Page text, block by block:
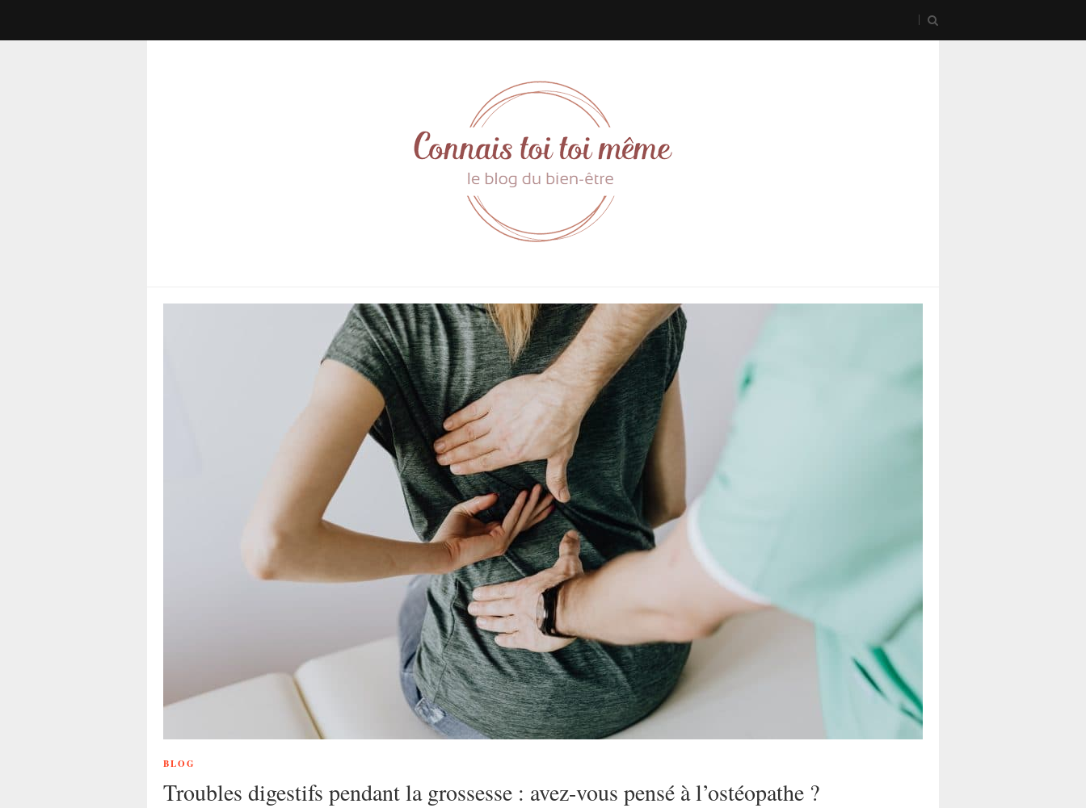
BLOG
Troubles digestifs pendant la grossesse : avez-vous pensé à l’ostéopathe ?